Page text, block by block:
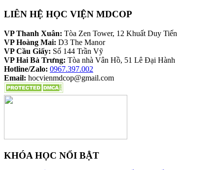
LIÊN HỆ HỌC VIỆN MDCOP
VP Thanh Xuân: Tòa Zen Tower, 12 Khuất Duy Tiến
VP Hoàng Mai: D3 The Manor
VP Cầu Giấy: Số 144 Trần Vỹ
VP Hai Bà Trưng: Tòa nhà Vân Hồ, 51 Lê Đại Hành
Hotline/Zalo: 0967.397.002
Email: hocvienmdcop@gmail.com
KHÓA HỌC NỔI BẬT